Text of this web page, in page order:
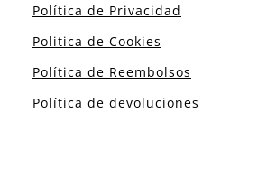
Política de Privacidad
Politica de Cookies
Política de Reembolsos
Política de devoluciones